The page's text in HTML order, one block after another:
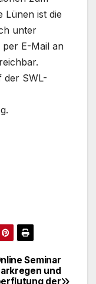
Lünen ist die
unter
E-Mail an
der SWL-
Seminar
und
der